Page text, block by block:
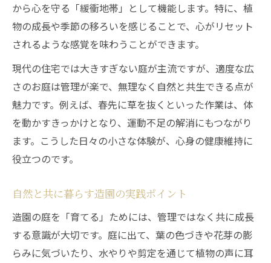
から心を守る「緩衝地帯」として機能します。特に、植
物の成長や季節の移ろいを感じることで、心がリセット
されるような感覚を味わうことができます。
現代の住宅では大きすぎない庭が主流ですが、適度な広
さのお庭は管理が楽で、無理なく自然と共生できる点が
魅力です。例えば、春先に草を抜くといった作業は、体
を動かすきっかけとなり、運動不足の解消にもつながり
ます。こうした日々の小さな体験が、心身の健康維持に
役立つのです。
自然と共に暮らす造園の実践ポイント
造園の庭を「育てる」ためには、管理ではなく共に成長
する意識が大切です。庭に出て、葉の色づきや花芽の膨
らみに気づいたり、水やりや剪定を通じて植物の声に耳